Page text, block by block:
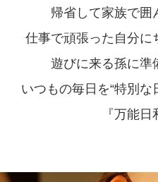
帰省して家族で囲
仕事で頑張った自分に
遊びに来る孫に準
いつもの毎日を“特別な
『万能日